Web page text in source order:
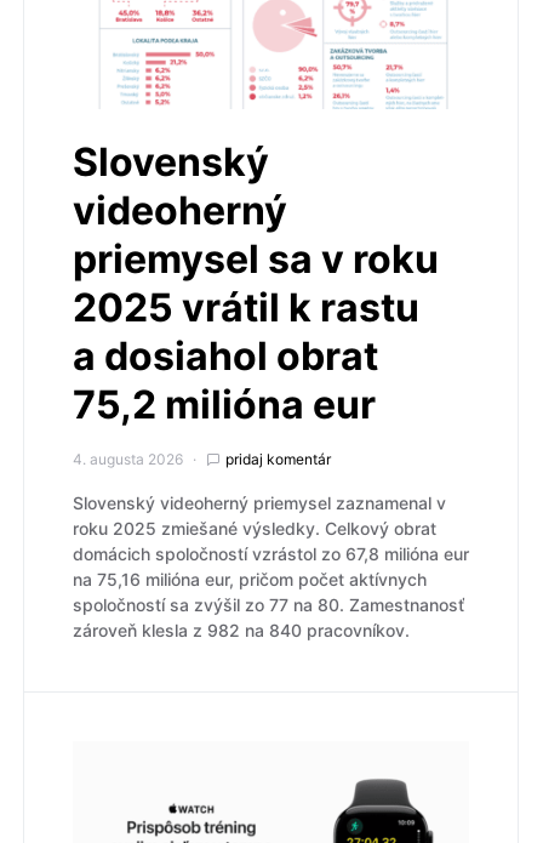
Slovenský
videoherný
priemysel sa v roku
2025 vrátil k rastu
a dosiahol obrat
75,2 milióna eur
4. augusta 2026 pridaj komentár
Slovenský videoherný priemysel zaznamenal v
roku 2025 zmiešané výsledky. Celkový obrat
domácich spoločností vzrástol zo 67,8 milióna eur
na 75,16 milióna eur, pričom počet aktívnych
spoločností sa zvýšil zo 77 na 80. Zamestnanosť
zároveň klesla z 982 na 840 pracovníkov.